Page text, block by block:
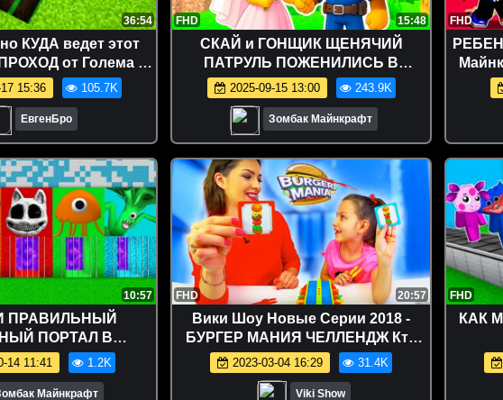
36:54
КУДА ведет этот
от Голема в
Троллинг Ловушка
15:36 105.7K
ЕвгенБро
FHD 15:48
СКАЙ и ГОНЩИК ЩЕНЯЧИЙ
ПАТРУЛЬ ПОЖЕНИЛИСЬ В
МАЙНКРАФТ МУЛЬТИК ОЛЕНЬ 99
НОЧЕЙ
2025-09-15 13:00 243.9K
Зомбак Майнкрафт
FHD
10:57
ПРАВИЛЬНЫЙ
ПОРТАЛ В
ЗОМБАК
14 11:41 1.2K
Майнкрафт
FHD 20:57
Вики Шоу Новые Серии 2018 -
БУРГЕР МАНИЯ ЧЕЛЛЕНДЖ Кто
Сделает Больше Всего
Гамбургеров BURGER MANIA
CHALLENGE /// Вики Шоу
2023-03-04 16:29 31.4K
Viki Show
FHD
КАК